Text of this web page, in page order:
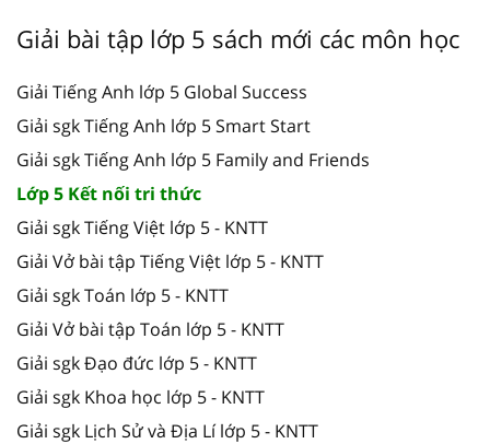
Giải bài tập lớp 5 sách mới các môn học
Giải Tiếng Anh lớp 5 Global Success
Giải sgk Tiếng Anh lớp 5 Smart Start
Giải sgk Tiếng Anh lớp 5 Family and Friends
Lớp 5 Kết nối tri thức
Giải sgk Tiếng Việt lớp 5 - KNTT
Giải Vở bài tập Tiếng Việt lớp 5 - KNTT
Giải sgk Toán lớp 5 - KNTT
Giải Vở bài tập Toán lớp 5 - KNTT
Giải sgk Đạo đức lớp 5 - KNTT
Giải sgk Khoa học lớp 5 - KNTT
Giải sgk Lịch Sử và Địa Lí lớp 5 - KNTT